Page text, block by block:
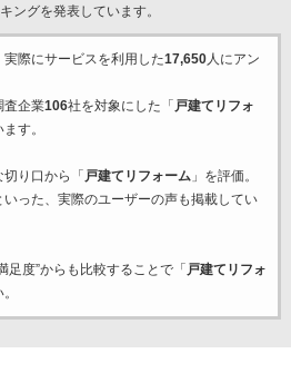
ングを発表しています。
際にサービスを利用した17,650人にアン
査企業106社を対象にした「 戸建てリフォ
す。
り口から「 戸建てリフォーム」を評価。
った、実際のユーザーの声も掲載してい
足度”からも比較することで「 戸建てリフォ